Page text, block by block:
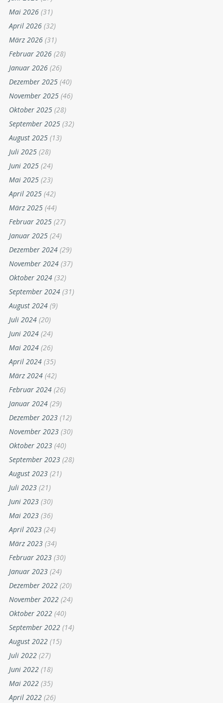
Mai 2026 (31)
April 2026 (32)
März 2026 (31)
Februar 2026 (28)
Januar 2026 (26)
Dezember 2025 (40)
November 2025 (46)
Oktober 2025 (28)
September 2025 (32)
August 2025 (13)
Juli 2025 (28)
Juni 2025 (24)
Mai 2025 (23)
April 2025 (42)
März 2025 (44)
Februar 2025 (27)
Januar 2025 (24)
Dezember 2024 (29)
November 2024 (37)
Oktober 2024 (32)
September 2024 (31)
August 2024 (9)
Juli 2024 (20)
Juni 2024 (24)
Mai 2024 (26)
April 2024 (35)
März 2024 (42)
Februar 2024 (26)
Januar 2024 (29)
Dezember 2023 (12)
November 2023 (30)
Oktober 2023 (40)
September 2023 (28)
August 2023 (21)
Juli 2023 (21)
Juni 2023 (30)
Mai 2023 (36)
April 2023 (24)
März 2023 (34)
Februar 2023 (30)
Januar 2023 (24)
Dezember 2022 (20)
November 2022 (24)
Oktober 2022 (40)
September 2022 (14)
August 2022 (15)
Juli 2022 (27)
Juni 2022 (18)
Mai 2022 (35)
April 2022 (26)